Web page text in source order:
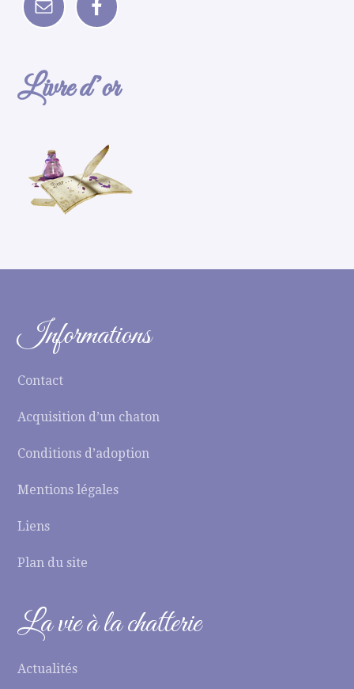
Livre d’or
Informations
Contact
Acquisition d’un chaton
Conditions d’adoption
Mentions légales
Liens
Plan du site
La vie à la chatterie
Actualités